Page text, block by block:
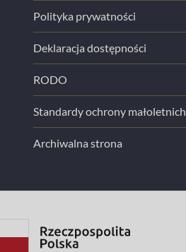
Polityka prywatności
Deklaracja dostępności
RODO
Standardy ochrony małoletnich
Archiwalna strona